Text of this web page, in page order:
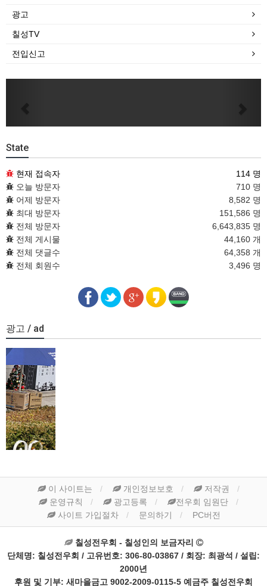
광고
칠성TV
전입신고
State
현재 접속자
114 명
오늘 방문자
710 명
어제 방문자
8,582 명
최대 방문자
151,586 명
전체 방문자
6,643,835 명
전체 게시물
44,160 개
전체 댓글수
64,358 개
전체 회원수
3,496 명
광고 / ad
이 사이트는 개인정보보호
저작권
운영규칙
광고등록
전우회 임원단
사이트 가입절차
문의하기 PC버전
칠성전우회 - 칠성인의 보금자리
단체명: 칠성전우회 / 고유번호: 306-80-03867 / 회장: 최광석 / 설립:
2000년
후원 및 기부: 새마을금고 9002-2009-0115-5 예금주 칠성전우회